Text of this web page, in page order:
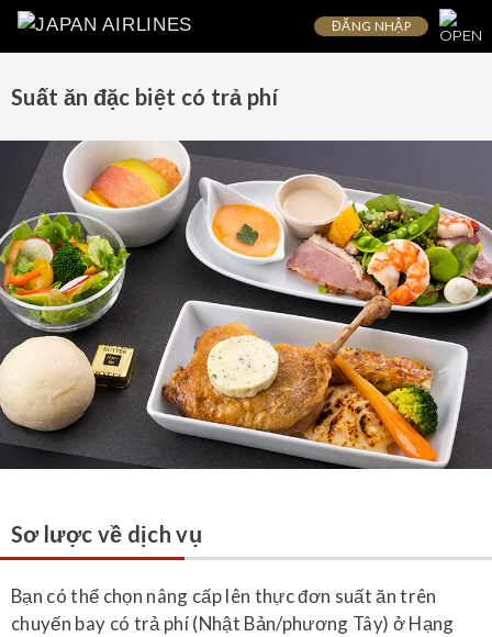
ĐĂNG NHẬP
Suất ăn đặc biệt có trả phí
Sơ lược về dịch vụ
Bạn có thể chọn nâng cấp lên thực đơn suất ăn trên
chuyến bay có trả phí (Nhật Bản/phương Tây) ở Hạng